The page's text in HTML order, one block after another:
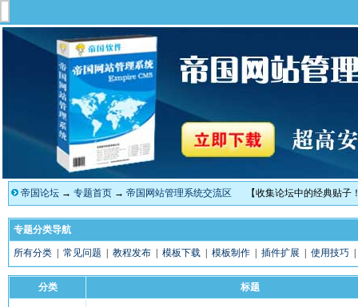
帝国论坛 → 专题首页 → 帝国网站管理系统交流区 【收集论坛中的经典贴子
专题分类导航
所有分类 常见问题 教程发布 模板下载 模板制作 插件扩展 使用技巧
分类 标题